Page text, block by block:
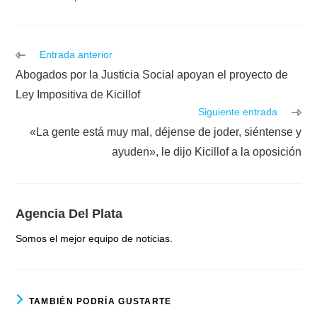
Leer
artículos
Entrada anterior
Abogados por la Justicia Social apoyan el proyecto de
Ley Impositiva de Kicillof
Siguiente entrada
«La gente está muy mal, déjense de joder, siéntense y
ayuden», le dijo Kicillof a la oposición
Agencia Del Plata
Somos el mejor equipo de noticias.
TAMBIÉN PODRÍA GUSTARTE